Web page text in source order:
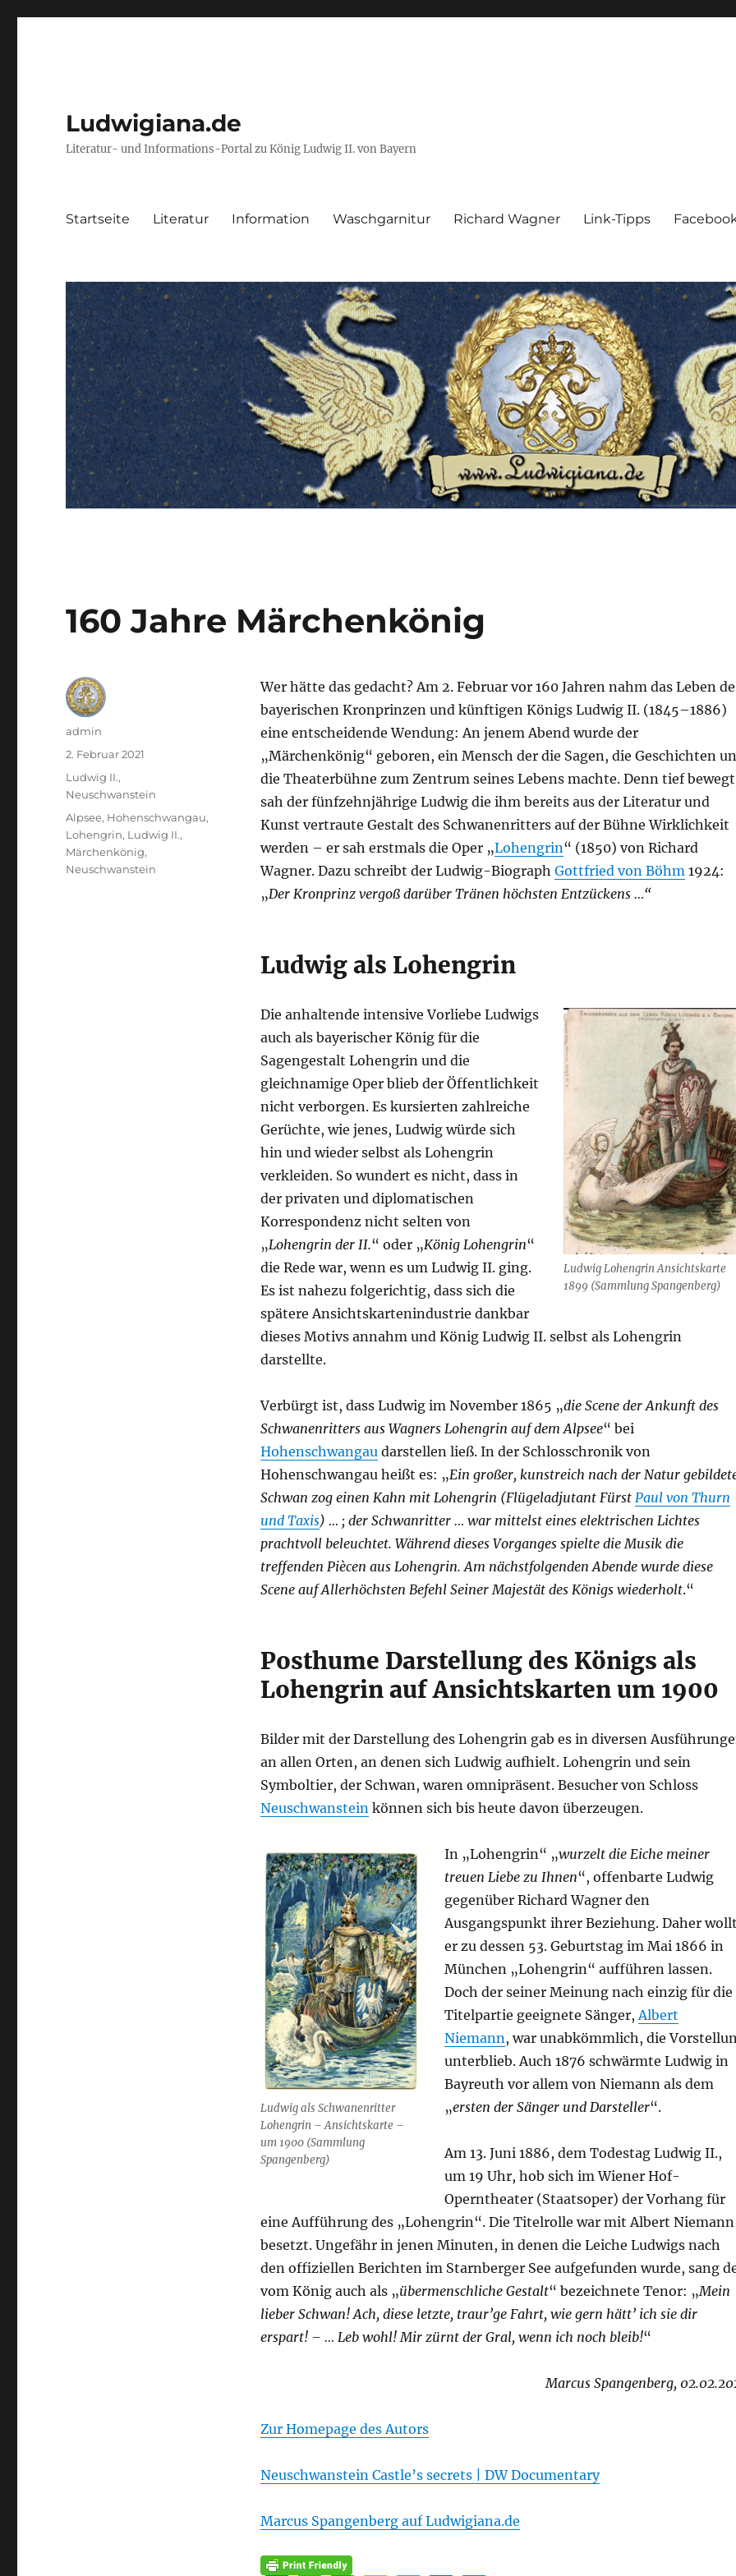
Ludwigiana.de
Literatur- und Informations-Portal zu König Ludwig II. von Bayern
Startseite Literatur Information Waschgarnitur Richard Wagner Link-Tipps
160 Jahre Märchenkönig
Wer hätte das gedacht? Am 2. Februar vor 160 Jahren nahm das Leben
bayerischen Kronprinzen und künftigen Königs Ludwig II. (1845–1886)
eine entscheidende Wendung: An jenem Abend wurde der
„Märchenkönig“ geboren, ein Mensch der die Sagen, die Geschichten
die Theaterbühne zum Zentrum seines Lebens machte. Denn tief bewegt
sah der fünfzehnjährige Ludwig die ihm bereits aus der Literatur und
Kunst vertraute Gestalt des Schwanenritters auf der Bühne Wirklichkeit
werden – er sah erstmals die Oper „Lohengrin“ (1850) von Richard
Wagner. Dazu schreibt der Ludwig-Biograph Gottfried von Böhm1924:
„Der Kronprinz vergoß darüber Tränen höchsten Entzückens …“
Ludwig als Lohengrin
Ludwig Lohengrin Ansichtskarte
1899 (Sammlung Spangenberg)
Die anhaltende intensive Vorliebe Ludwigs
auch als bayerischer König für die
Sagengestalt Lohengrin und die
gleichnamige Oper blieb der Öffentlichkeit
nicht verborgen. Es kursierten zahlreiche
Gerüchte, wie jenes, Ludwig würde sich
hin und wieder selbst als Lohengrin
verkleiden. So wundert es nicht, dass in
der privaten und diplomatischen
Korrespondenz nicht selten von
„Lohengrin der II.“ oder „König Lohengrin“
die Rede war, wenn es um Ludwig II. ging.
Es ist nahezu folgerichtig, dass sich die
spätere Ansichtskartenindustrie dankbar
dieses Motivs annahm und König Ludwig II. selbst als Lohengrin
darstellte.
Verbürgt ist, dass Ludwig im November 1865 „die Scene der Ankunft des
Schwanenritters aus Wagners Lohengrin auf dem Alpsee“ bei
Hohenschwangaudarstellen ließ. In der Schlosschronik von
Hohenschwangau heißt es: „Ein großer, kunstreich nach der Natur
Schwan zog einen Kahn mit Lohengrin (Flügeladjutant Fürst Paul von Thurn
und Taxis) … ; der Schwanritter … war mittelst eines elektrischen Lichtes
prachtvoll beleuchtet. Während dieses Vorganges spielte die Musik die
treffenden Piècen aus Lohengrin. Am nächstfolgenden Abende wurde diese
Scene auf Allerhöchsten Befehl Seiner Majestät des Königs wiederholt.“
Posthume Darstellung des Königs als
Lohengrin auf Ansichtskarten um 1900
Bilder mit der Darstellung des Lohengrin gab es in diversen
an allen Orten, an denen sich Ludwig aufhielt. Lohengrin und sein
Symboltier, der Schwan, waren omnipräsent. Besucher von Schloss
Neuschwansteinkönnen sich bis heute davon überzeugen.
Ludwig als Schwanenritter
Lohengrin – Ansichtskarte –
um 1900 (Sammlung
Spangenberg)
In „Lohengrin“ „wurzelt die Eiche meiner
treuen Liebe zu Ihnen“, offenbarte Ludwig
gegenüber Richard Wagner den
Ausgangspunkt ihrer Beziehung. Daher
er zu dessen 53. Geburtstag im Mai 1866 in
München „Lohengrin“ aufführen lassen.
Doch der seiner Meinung nach einzig für die
Titelpartie geeignete Sänger,Albert
Niemann, war unabkömmlich, die
unterblieb. Auch 1876 schwärmte Ludwig in
Bayreuth vor allem von Niemann als dem
„ersten der Sänger und Darsteller“.
Am 13. Juni 1886, dem Todestag Ludwig II.,
um 19 Uhr, hob sich im Wiener Hof-
Operntheater (Staatsoper) der Vorhang für
eine Aufführung des „Lohengrin“. Die Titelrolle war mit Albert Niemann
besetzt. Ungefähr in jenen Minuten, in denen die Leiche Ludwigs nach
den offiziellen Berichten im Starnberger See aufgefunden wurde, sang
vom König auch als „übermenschliche Gestalt“ bezeichnete Tenor: „Mein
lieber Schwan! Ach, diese letzte, traur’ge Fahrt, wie gern hätt’ ich sie dir
erspart! – … Leb wohl! Mir zürnt der Gral, wenn ich noch bleib!“
Marcus Spangenberg,
Zur Homepage des Autors
Neuschwanstein Castle’s secrets | DW Documentary
Marcus Spangenberg auf Ludwigiana.de
Autor
admin
Veröffentlicht
2. Februar 2021
Kategorien
Ludwig II.,
Neuschwanstein
Schlagwörter
Alpsee, Hohenschwangau,
Lohengrin, Ludwig II.,
Märchenkönig,
Neuschwanstein